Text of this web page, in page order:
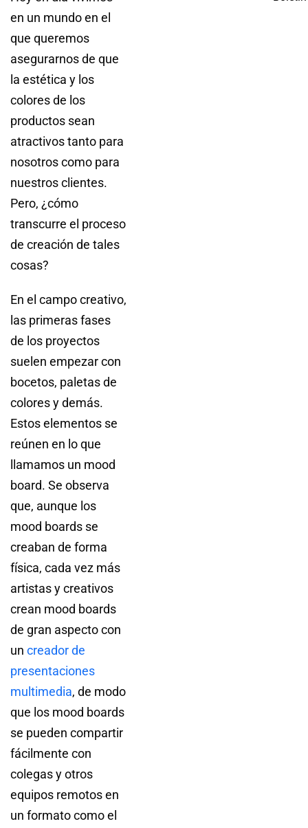
en un mundo en el
que queremos
asegurarnos de que
la estética y los
colores de los
productos sean
atractivos tanto para
nosotros como para
nuestros clientes.
Pero, ¿cómo
transcurre el proceso
de creación de tales
cosas?
En el campo creativo,
las primeras fases
de los proyectos
suelen empezar con
bocetos, paletas de
colores y demás.
Estos elementos se
reúnen en lo que
llamamos un mood
board. Se observa
que, aunque los
mood boards se
creaban de forma
física, cada vez más
artistas y creativos
crean mood boards
de gran aspecto con
un creador de
presentaciones
multimedia, de modo
que los mood boards
se pueden compartir
fácilmente con
colegas y otros
equipos remotos en
un formato como el